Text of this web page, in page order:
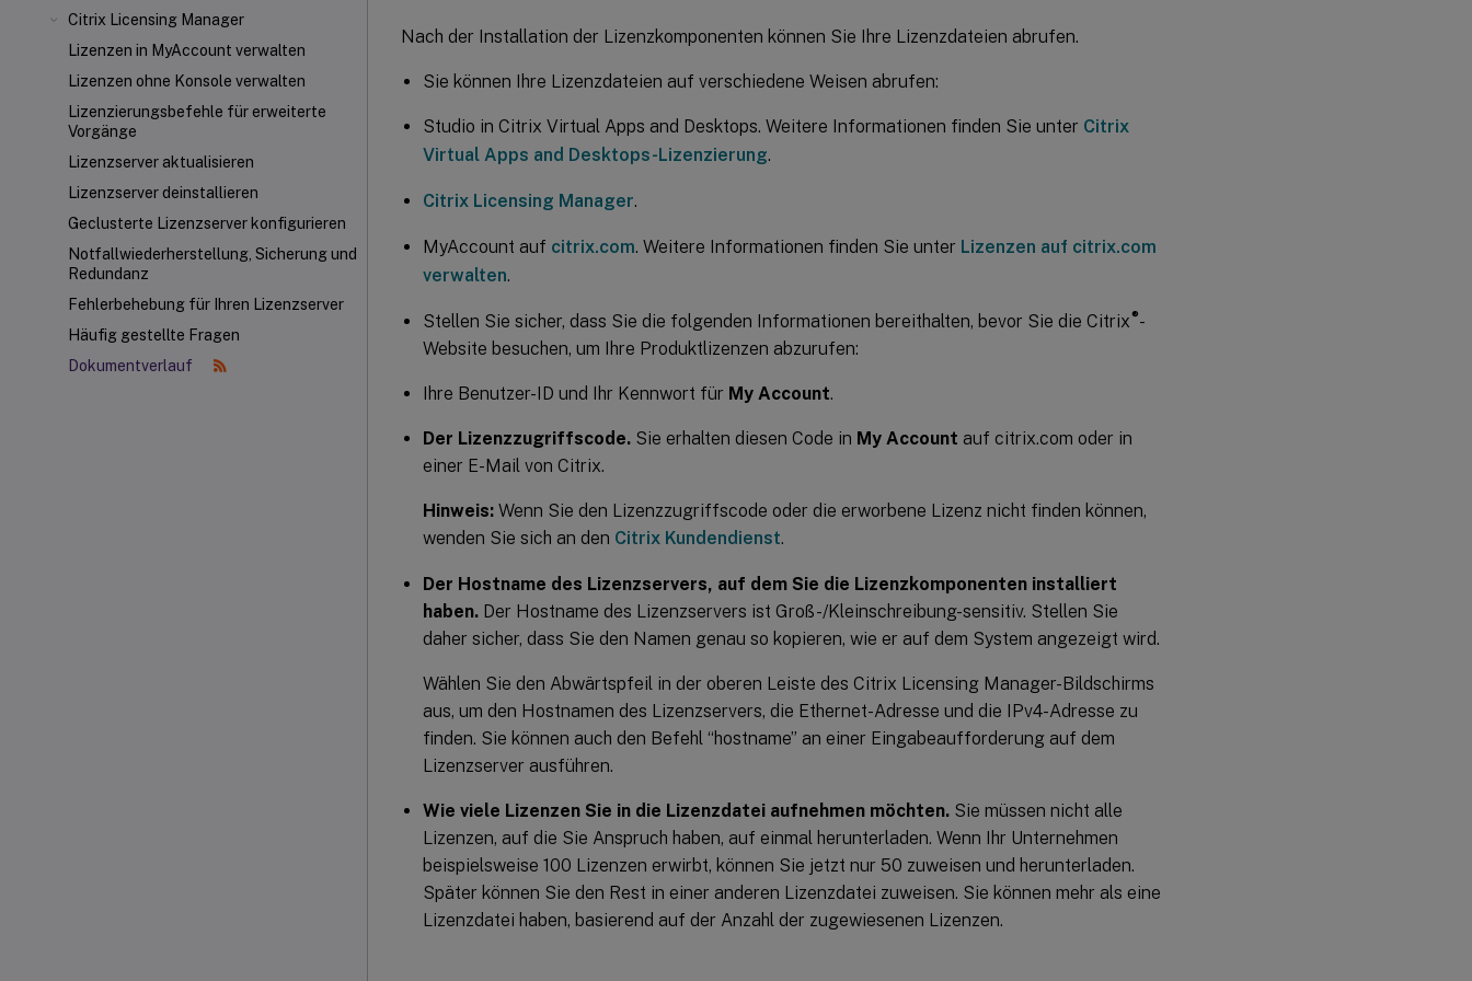
Citrix Licensing Manager
Lizenzen in MyAccount verwalten
Lizenzen ohne Konsole verwalten
Lizenzierungsbefehle für erweiterte
Vorgänge
Lizenzserver aktualisieren
Lizenzserver deinstallieren
Geclusterte Lizenzserver konfigurieren
Notfallwiederherstellung, Sicherung und
Redundanz
Fehlerbehebung für Ihren Lizenzserver
Häufig gestellte Fragen
Dokumentverlauf
Nach der Installation der Lizenzkomponenten können Sie Ihre Lizenzdateien abrufen.
Sie können Ihre Lizenzdateien auf verschiedene Weisen abrufen:
Studio in Citrix Virtual Apps and Desktops. Weitere Informationen finden Sie unter Citrix
Virtual Apps and Desktops-Lizenzierung.
Citrix Licensing Manager.
MyAccount auf citrix.com. Weitere Informationen finden Sie unter Lizenzen auf citrix.com
verwalten.
Stellen Sie sicher, dass Sie die folgenden Informationen bereithalten, bevor Sie die Citrix®-
Website besuchen, um Ihre Produktlizenzen abzurufen:
Ihre Benutzer-ID und Ihr Kennwort für My Account.
Der Lizenzzugriffscode. Sie erhalten diesen Code in My Account auf citrix.com oder in
einer E-Mail von Citrix.
Hinweis: Wenn Sie den Lizenzzugriffscode oder die erworbene Lizenz nicht finden können,
wenden Sie sich an den Citrix Kundendienst.
Der Hostname des Lizenzservers, auf dem Sie die Lizenzkomponenten installiert
haben. Der Hostname des Lizenzservers ist Groß-/Kleinschreibung-sensitiv. Stellen Sie
daher sicher, dass Sie den Namen genau so kopieren, wie er auf dem System angezeigt wird.
Wählen Sie den Abwärtspfeil in der oberen Leiste des Citrix Licensing Manager-Bildschirms
aus, um den Hostnamen des Lizenzservers, die Ethernet-Adresse und die IPv4-Adresse zu
finden. Sie können auch den Befehl “hostname” an einer Eingabeaufforderung auf dem
Lizenzserver ausführen.
Wie viele Lizenzen Sie in die Lizenzdatei aufnehmen möchten. Sie müssen nicht alle
Lizenzen, auf die Sie Anspruch haben, auf einmal herunterladen. Wenn Ihr Unternehmen
beispielsweise 100 Lizenzen erwirbt, können Sie jetzt nur 50 zuweisen und herunterladen.
Später können Sie den Rest in einer anderen Lizenzdatei zuweisen. Sie können mehr als eine
Lizenzdatei haben, basierend auf der Anzahl der zugewiesenen Lizenzen.